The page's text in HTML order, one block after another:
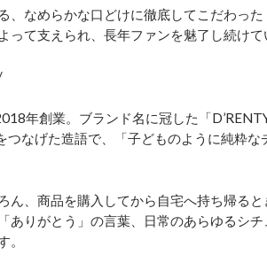
、なめらかな口どけに徹底してこだわっ
って支えられ、長年ファンを魅了し続けて
年創業。ブランド名に冠した「
つなげた造語で、「子どものように純粋
ん、商品を購入してから自宅へ持ち帰る
ありがとう」の言葉、日常のあらゆるシ
。